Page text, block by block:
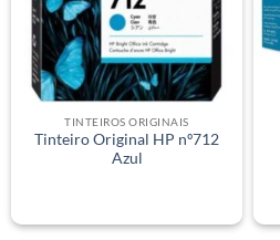
TINTEIROS ORIGINAIS
Tinteiro Original HP nº712
Azul